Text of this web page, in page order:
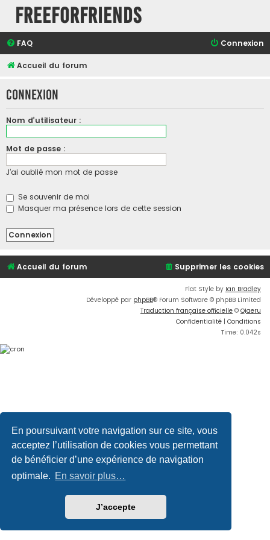
En poursuivant votre navigation sur ce site, vous
acceptez l’utilisation de cookies vous permettant
de bénéficier d’une expérience de navigation
optimale. En savoir plus…
J’accepte
FreeForFriends
FAQ Connexion
Accueil du forum
Connexion
Nom d’utilisateur :
Mot de passe :
J’ai oublié mon mot de passe
Se souvenir de moi
Masquer ma présence lors de cette session
Accueil du forum Supprimer les cookies
Flat Style by Ian Bradley
Développé par phpBB® Forum Software © phpBB Limited
Traduction française officielle © Qiaeru
Confidentialité | Conditions
Time: 0.042s